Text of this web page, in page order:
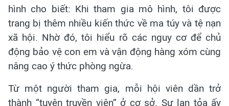
hình cho biết: Khi tham gia mô hình, tôi được
trang bị thêm nhiều kiến thức về ma túy và tệ nạn
xã hội. Nhờ đó, tôi hiểu rõ các nguy cơ để chủ
động bảo vệ con em và vận động hàng xóm cùng
nâng cao ý thức phòng ngừa.
Từ một người tham gia, mỗi hội viên dần trở
thành “tuyên truyền viên” ở cơ sở. Sự lan tỏa ấy